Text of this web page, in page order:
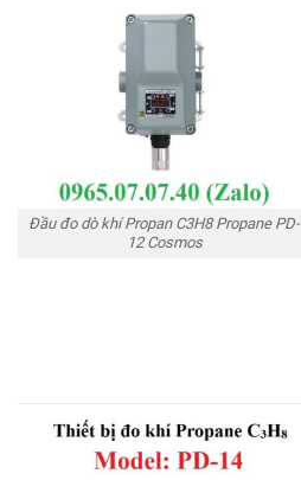
Đầu đo dò khí Propan C3H8 Propane PD-
12 Cosmos